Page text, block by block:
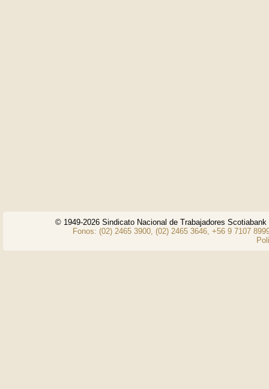
© 1949-2026 Sindicato Nacional de Trabajadores
Fonos: (02) 2465 3900, (02) 2465 3646, +56 9 7107